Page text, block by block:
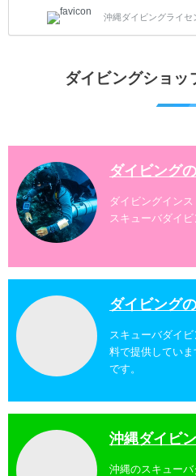
グスポットを紹介
は北谷町、嘉手納
案内しております
沖縄ダイビングライ
ダイビングショッ
ダイビング
ダイビングイン
スキューバダイビ
ダイビング
スキューバダイ
料で提供してい
です。
沖縄ダイビ
沖縄のスキュー